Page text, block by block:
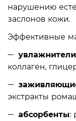
нарушению
заслонов кожи.
Эффективные
увлажнители
коллаген,
экстракты
абсорбенты: